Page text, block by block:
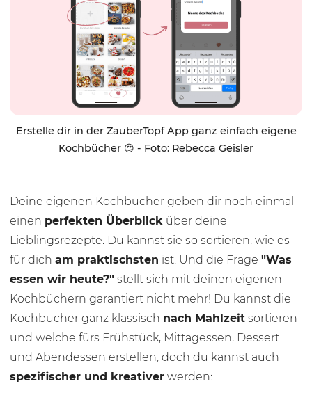
Erstelle dir in der ZauberTopf App ganz einfach eigene
Kochbücher 😍 - Foto: Rebecca Geisler
Deine eigenen Kochbücher geben dir noch einmal
einen perfekten Überblick über deine
Lieblingsrezepte. Du kannst sie so sortieren, wie es
für dich am praktischsten ist. Und die Frage "Was
essen wir heute?" stellt sich mit deinen eigenen
Kochbüchern garantiert nicht mehr! Du kannst die
Kochbücher ganz klassisch nach Mahlzeit sortieren
und welche fürs Frühstück, Mittagessen, Dessert
und Abendessen erstellen, doch du kannst auch
spezifischer und kreativer werden: